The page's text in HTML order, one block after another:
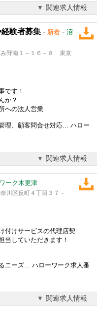
関連求人情報
験者募集 - 新着 - 沼
み野南１－１６－８ 東京
です！
か？
への法人営業
理、顧客問合せ対応... ハロー
関連求人情報
ーク木更津
川区反町４丁目３７－
付けサービスの代理店契
当していただきます！
ニーズ... ハローワーク求人番
関連求人情報